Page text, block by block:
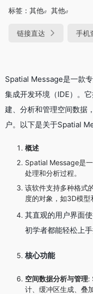
标签： 其他 其他
链接直达 手机
Spatial Message是一款
集成开发环境（IDE）。
建、分析和管理空间数据
户。以下是关于Spatial
概述
Spatial Message是
处理和分析过程。
该软件支持多种格式
度的对象，如3D模型
其直观的用户界面
初学者都能轻松上手
核心功能
空间数据分析与管理:
计、缓冲区生成、叠